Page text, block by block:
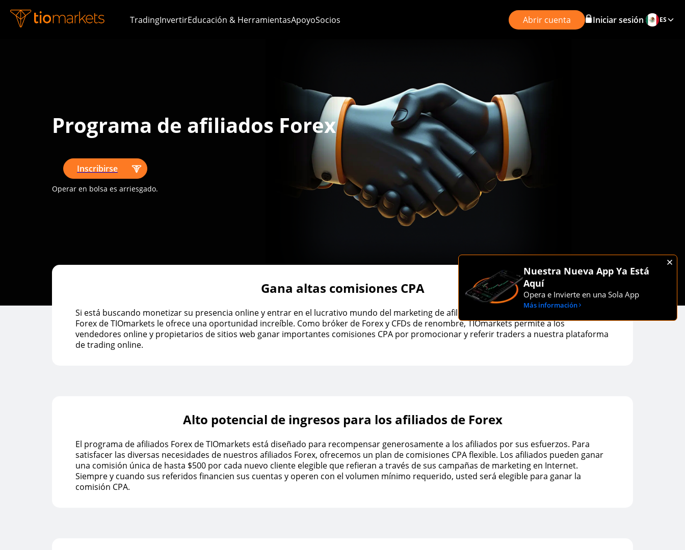
TradingInvertirEducación & HerramientasApoyoSocios Abrir cuenta Iniciar sesión ES
Programa de afiliados Forex
Inscribirse
Operar en bolsa es arriesgado.
Gana altas comisiones CPA
Si está buscando monetizar su presencia online y entrar en el lucrativo mundo del marketing de afiliación Forex, el programa de afiliación
Forex de TIOmarkets le ofrece una oportunidad increíble. Como bróker de Forex y CFDs de renombre, TIOmarkets permite a los
vendedores online y propietarios de sitios web ganar importantes comisiones CPA por promocionar y referir traders a nuestra plataforma
de trading online.
Alto potencial de ingresos para los afiliados de Forex
El programa de afiliados Forex de TIOmarkets está diseñado para recompensar generosamente a los afiliados por sus esfuerzos. Para
satisfacer las diversas necesidades de nuestros afiliados Forex, ofrecemos un plan de comisiones CPA flexible. Los afiliados pueden ganar
una comisión única de hasta $500 por cada nuevo cliente elegible que refieran a través de sus campañas de marketing en Internet.
Siempre y cuando sus referidos financien sus cuentas y operen con el volumen mínimo requerido, usted será elegible para ganar la
comisión CPA.
Nuestra Nueva App Ya Está
Aquí
Opera e Invierte en una Sola App
Más información